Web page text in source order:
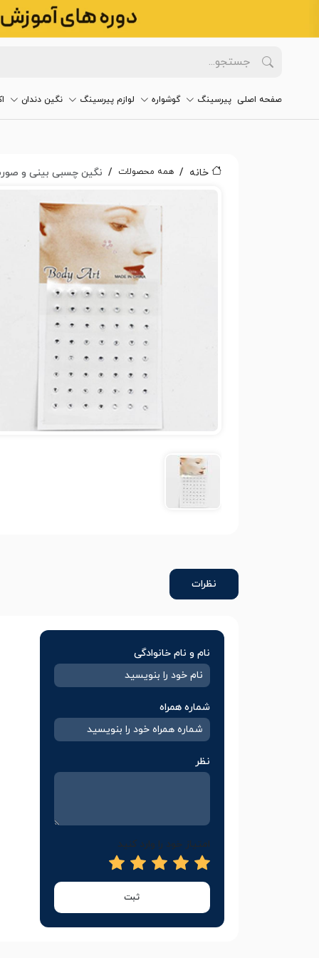
صفحه اصلی پیرسینگ گوشواره لوازم پیرسینگ نگین دندان
خانه همه محصولات نگین چسبی بینی و صورت
نظرات
نام و نام خانوادگی
شماره همراه
نظر
امتیاز خود را وارد کنید
ثبت